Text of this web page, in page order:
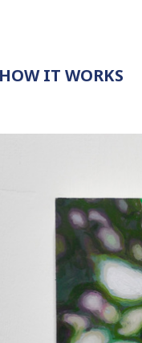
HOW IT WORKS
DOCUMENT
REQUEST